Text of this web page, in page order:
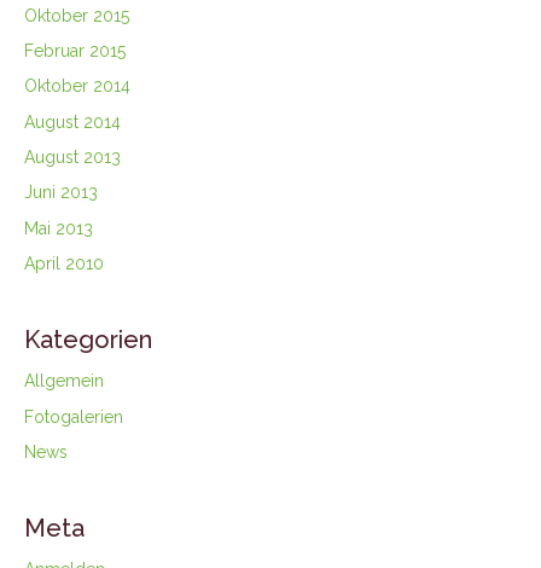
Oktober 2015
Februar 2015
Oktober 2014
August 2014
August 2013
Juni 2013
Mai 2013
April 2010
Kategorien
Allgemein
Fotogalerien
News
Meta